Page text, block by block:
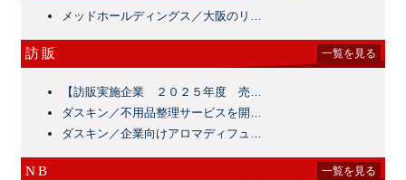
メッドホールディングス／大阪のリ…
訪販 一覧を見る
【訪販実施企業 ２０２５年度 売…
ダスキン／不用品整理サービスを開…
ダスキン／企業向けアロマディフュ…
NB 一覧を見る